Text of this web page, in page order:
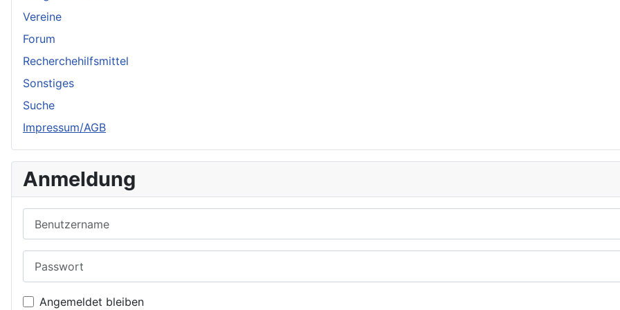
Vereine
Forum
Recherchehilfsmittel
Sonstiges
Suche
Impressum/AGB
Anmeldung
Angemeldet bleiben